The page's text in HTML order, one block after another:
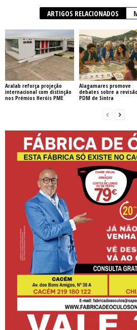
ARTIGOS RELACIONADOS
Aralab reforça projeção
internacional com distinção
nos Prémios Heróis PME
Alagamares promove
debates sobre a
PDM de Sintra